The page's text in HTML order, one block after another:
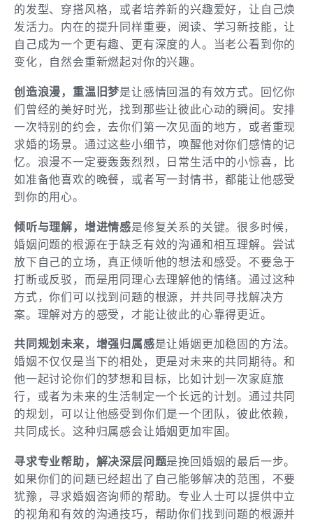
的发型、穿搭风格，或者培养新的兴趣爱好，让自己焕
发活力。内在的提升同样重要，阅读、学习新技能，让
自己成为一个更有趣、更有深度的人。当老公看到你的
变化，自然会重新燃起对你的兴趣。
创造浪漫，重温旧梦是让感情回温的有效方式。回忆你
们曾经的美好时光，找到那些让彼此心动的瞬间。安排
一次特别的约会，去你们第一次见面的地方，或者重现
求婚的场景。通过这些小细节，唤醒他对你们感情的记
忆。浪漫不一定要轰轰烈烈，日常生活中的小惊喜，比
如准备他喜欢的晚餐，或者写一封情书，都能让他感受
到你的用心。
倾听与理解，增进情感是修复关系的关键。很多时候，
婚姻问题的根源在于缺乏有效的沟通和相互理解。尝试
放下自己的立场，真正倾听他的想法和感受。不要急于
打断或反驳，而是用同理心去理解他的情绪。通过这种
方式，你们可以找到问题的根源，并共同寻找解决方
案。理解对方的感受，才能让彼此的心靠得更近。
共同规划未来，增强归属感是让婚姻更加稳固的方法。
婚姻不仅仅是当下的相处，更是对未来的共同期待。和
他一起讨论你们的梦想和目标，比如计划一次家庭旅
行，或者为未来的生活制定一个长远的计划。通过共同
的规划，可以让他感受到你们是一个团队，彼此依赖，
共同成长。这种归属感会让婚姻更加牢固。
寻求专业帮助，解决深层问题是挽回婚姻的最后一步。
如果你们的问题已经超出了自己能够解决的范围，不要
犹豫，寻求婚姻咨询师的帮助。专业人士可以提供中立
的视角和有效的沟通技巧，帮助你们找到问题的根源并